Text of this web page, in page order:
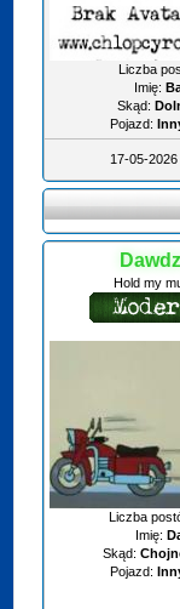
Liczba
Imię:
Skąd:
Pojazd:
17-05-
Hold my
Liczba
Imię:
Skąd:
Pojazd: